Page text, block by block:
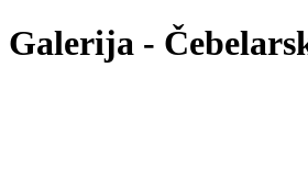
Galerija -